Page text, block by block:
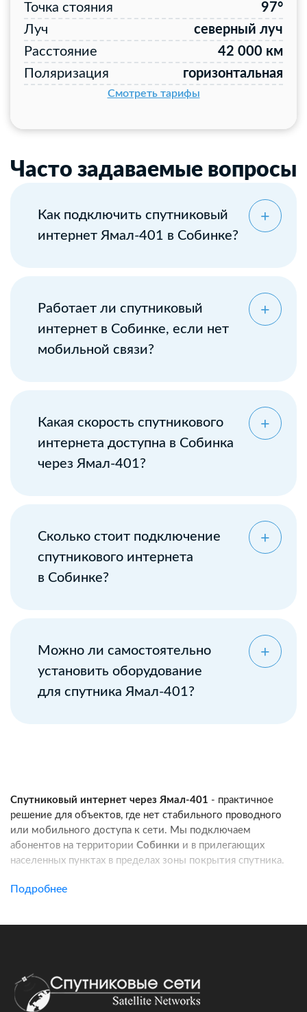
Точка стояния
97°
Луч
северный луч
Расстояние
42 000 км
Поляризация
горизонтальная
Смотреть тарифы
Часто задаваемые вопросы
Как подключить спутниковый
интернет Ямал-401 в Собинке?
Работает ли спутниковый
интернет в Собинке, если нет
мобильной связи?
Какая скорость спутникового
интернета доступна в Собинка
через Ямал-401?
Сколько стоит подключение
спутникового интернета
в Собинке?
Можно ли самостоятельно
установить оборудование
для спутника Ямал-401?
Спутниковый интернет через Ямал-401 - практичное
решение для объектов, где нет стабильного проводного
или мобильного доступа к сети. Мы подключаем
абонентов на территории Собинки и в прилегающих
населенных пунктах в пределах зоны покрытия спутника.
Услуга подходит для частных домов, дач, фермерских
и онлайн-сервисов.
Подключение спутникового интернета включает проверку
Подробнее